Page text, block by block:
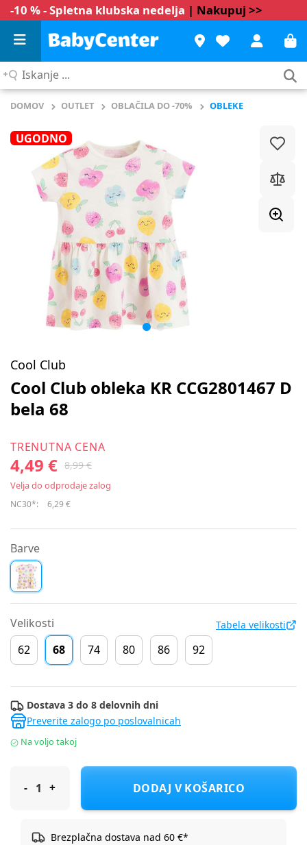
-10 % - Spletna klubska nedelja | Nakupuj >>
Iskanje
DOMOV OUTLET OBLAČILA DO -70% OBLEKE
UGODNO
Cool Club
Cool Club obleka KR CCG2801467 D
bela 68
TRENUTNA CENA
4,49 € 8,99 €
Velja do odprodaje zalog
NC30*: 6,29 €
Barve
Velikosti Tabela velikosti
62 68 74 80 86 92
Dostava 3 do 8 delovnih dni
Preverite zalogo po poslovalnicah
Na voljo takoj
Cool Club obleka KR CCG2801467 D bela 68
DODAJ V KOŠARICO
Brezplačna dostava nad 60 €*